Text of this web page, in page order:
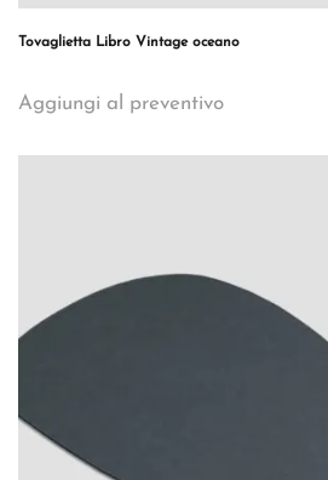
Tovaglietta Libro Vintage oceano
Aggiungi al preventivo